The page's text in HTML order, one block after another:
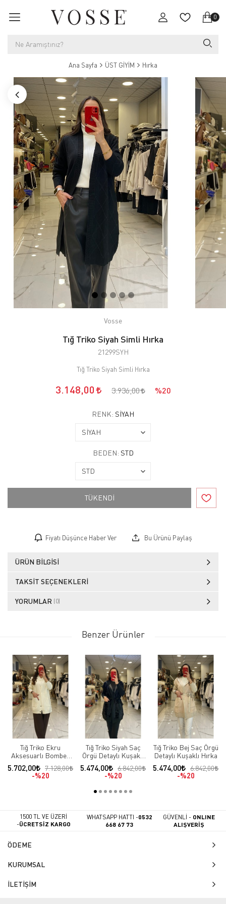
0
Ana Sayfa ÜST GİYİM Hırka
Vosse
Tığ Triko Siyah Simli Hırka
21299SYH
Tığ Triko Siyah Simli Hırka
3.148,00 3.936,00 %20
RENK: SİYAH
BEDEN: STD
TÜKENDİ
Fiyatı Düşünce Haber Ver Bu Ürünü Paylaş
ÜRÜN BILGISI
TAKSIT SEÇENEKLERI
YORUMLAR (0)
Benzer Ürünler
Tığ Triko Ekru
Aksesuarlı Bomber
Hırka
5.702,00
7.128,00
%20
Tığ Triko Siyah Saç
Örgü Detaylı Kuşaklı
Hırka
5.474,00
6.842,00
%20
Tığ Triko Bej Saç Örgü
Detaylı Kuşaklı Hırka
5.474,00
6.842,00
%20
1500 TL VE ÜZERİ
-ÜCRETSİZ KARGO
WHATSAPP HATTI -0532
668 67 73
GÜVENLİ - ONLINE
ALIŞVERİŞ
ÖDEME
KURUMSAL
İLETİŞİM